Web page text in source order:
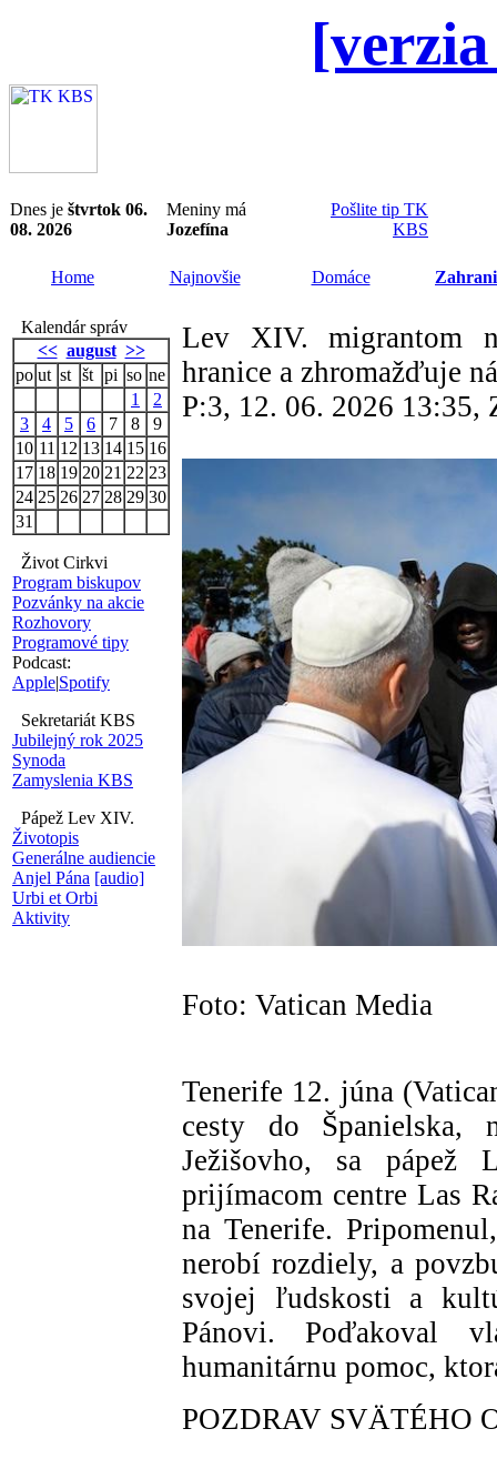
Dnes je štvrtok 06.
08. 2026
Meniny má
Jozefína
Pošlite tip TK
KBS
Home Najnovšie Domáce
Kalendár správ
<< august >>
po ut st št pi so ne
1
2
3
4 5 6 7 8
9
10 11 12 13 14 15 16
17 18 19 20 21 22 23
24 25 26 27 28 29 30
31
Život Cirkvi
Program biskupov
Pozvánky na akcie
Rozhovory
Programové tipy
Podcast:
Apple|Spotify
Sekretariát KBS
Jubilejný rok 2025
Synoda
Zamyslenia KBS
Pápež Lev XIV.
Životopis
Generálne audiencie
Anjel Pána [audio]
Urbi et Orbi
Aktivity
Lev XIV. migrantom
hranice a zhromažďuje
P:3, 12. 06. 2026 13:35,
Foto: Vatican Media
Tenerife 12. júna
cesty do Španielska,
Ježišovho, sa
prijímacom centre Las
na Tenerife.
nerobí rozdiely, a
svojej ľudskosti a
Pánovi. Poďakoval
humanitárnu pomoc,
POZDRAV SVÄTÉHO